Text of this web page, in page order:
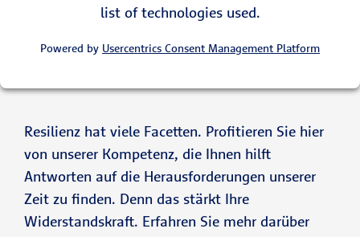
list of technologies used.
Powered by Usercentrics Consent Management Platform
Resilienz hat viele Facetten. Profitieren Sie hier
von unserer Kompetenz, die Ihnen hilft
Antworten auf die Herausforderungen unserer
Zeit zu finden. Denn das stärkt Ihre
Widerstandskraft. Erfahren Sie mehr darüber